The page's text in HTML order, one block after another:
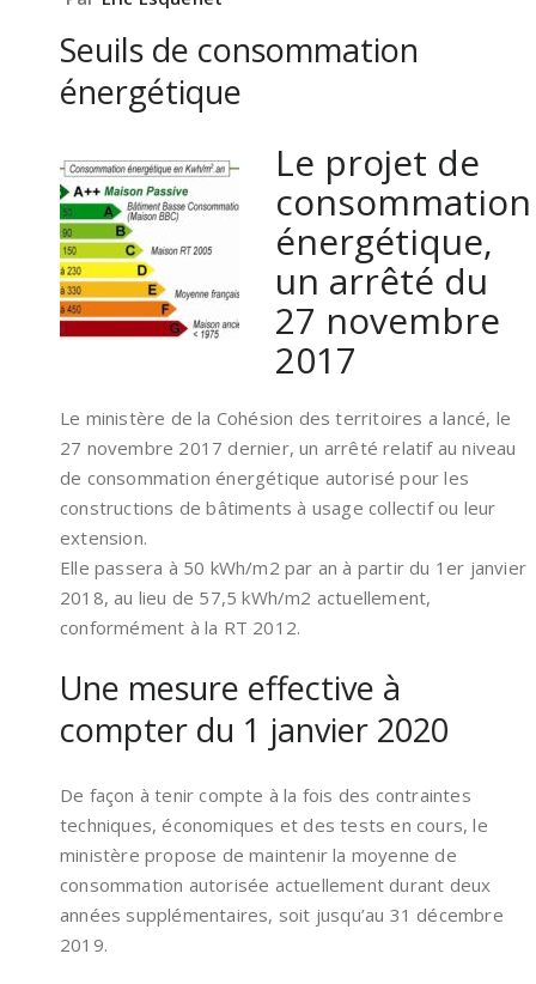
Seuils de consommation
énergétique
Le projet de
consommation
énergétique,
un arrêté du
27 novembre
2017
Le ministère de la Cohésion des territoires a lancé, le
27 novembre 2017 dernier, un arrêté relatif au niveau
de consommation énergétique autorisé pour les
constructions de bâtiments à usage collectif ou leur
extension.
Elle passera à 50 kWh/m2 par an à partir du 1er janvier
2018, au lieu de 57,5 kWh/m2 actuellement,
conformément à la RT 2012.
Une mesure effective à
compter du 1 janvier 2020
De façon à tenir compte à la fois des contraintes
techniques, économiques et des tests en cours, le
ministère propose de maintenir la moyenne de
consommation autorisée actuellement durant deux
années supplémentaires, soit jusqu’au 31 décembre
2019.